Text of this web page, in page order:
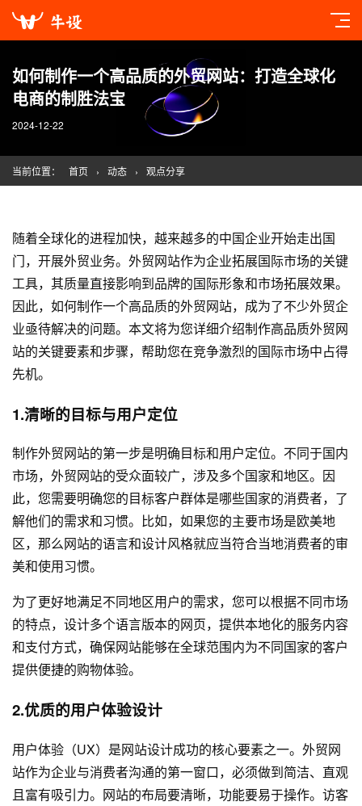
如何制作一个高品质的外贸网站：打造全球化
电商的制胜法宝
2024-12-22
当前位置： 首页 › 动态 › 观点分享
随着全球化的进程加快，越来越多的中国企业开始走出国
门，开展外贸业务。外贸网站作为企业拓展国际市场的关键
工具，其质量直接影响到品牌的国际形象和市场拓展效果。
因此，如何制作一个高品质的外贸网站，成为了不少外贸企
业亟待解决的问题。本文将为您详细介绍制作高品质外贸网
站的关键要素和步骤，帮助您在竞争激烈的国际市场中占得
先机。
1.清晰的目标与用户定位
制作外贸网站的第一步是明确目标和用户定位。不同于国内
市场，外贸网站的受众面较广，涉及多个国家和地区。因
此，您需要明确您的目标客户群体是哪些国家的消费者，了
解他们的需求和习惯。比如，如果您的主要市场是欧美地
区，那么网站的语言和设计风格就应当符合当地消费者的审
美和使用习惯。
为了更好地满足不同地区用户的需求，您可以根据不同市场
的特点，设计多个语言版本的网页，提供本地化的服务内容
和支付方式，确保网站能够在全球范围内为不同国家的客户
提供便捷的购物体验。
2.优质的用户体验设计
用户体验（UX）是网站设计成功的核心要素之一。外贸网
站作为企业与消费者沟通的第一窗口，必须做到简洁、直观
且富有吸引力。网站的布局要清晰，功能要易于操作。访客